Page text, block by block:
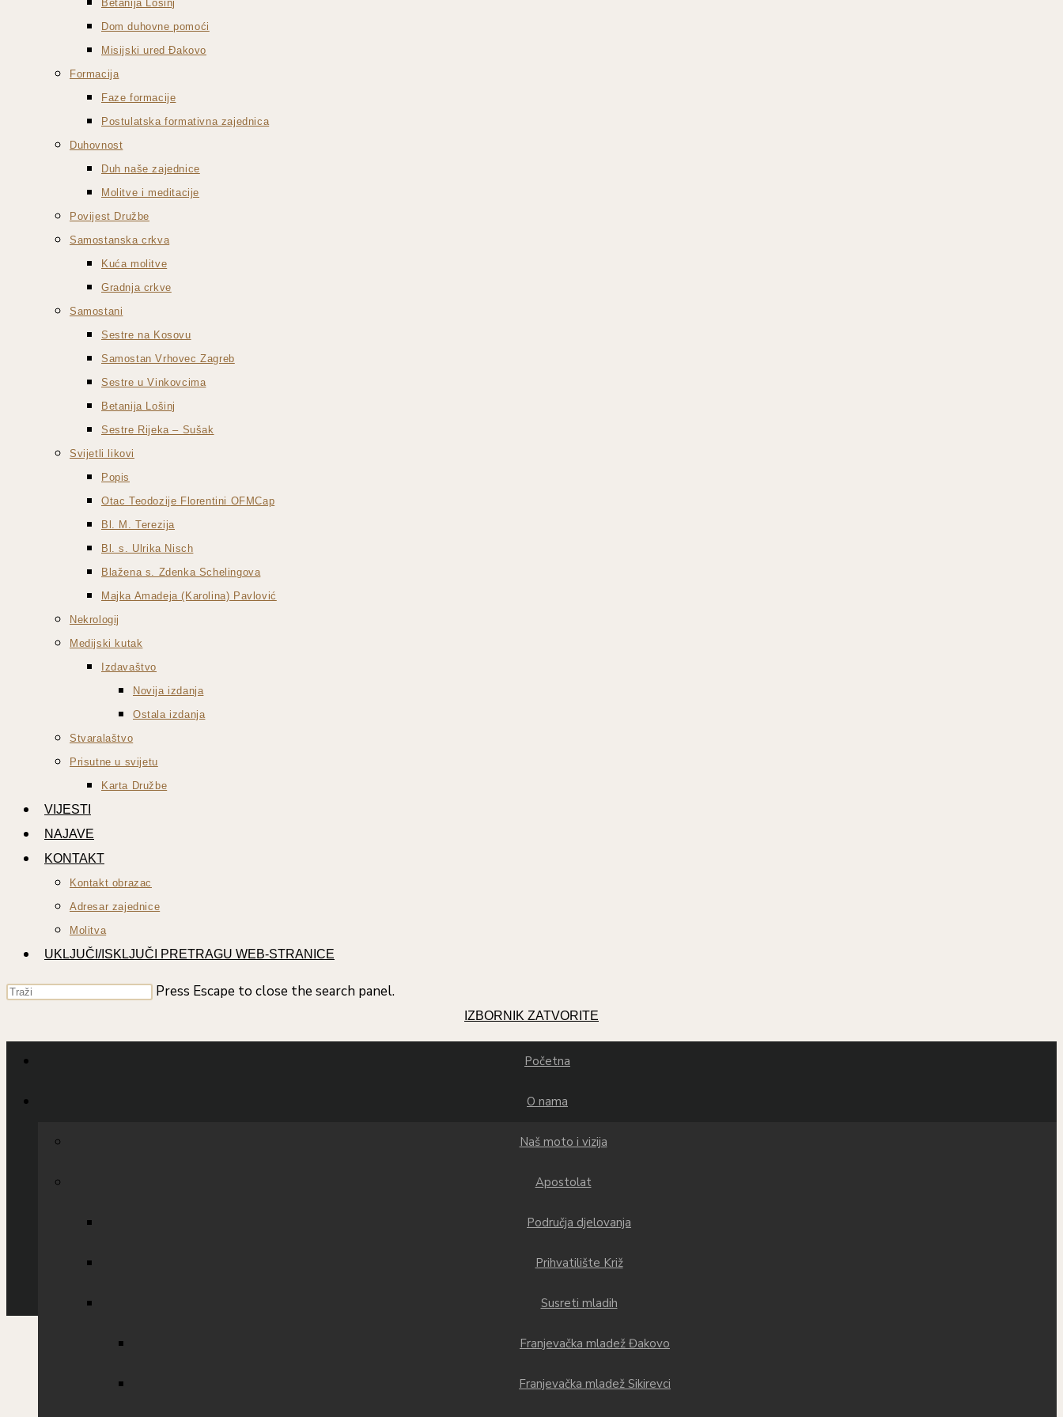
Betanija Lošinj
Dom duhovne pomoći
Misijski ured Đakovo
Formacija
Faze formacije
Postulatska formativna zajednica
Duhovnost
Duh naše zajednice
Molitve i meditacije
Povijest Družbe
Samostanska crkva
Kuća molitve
Gradnja crkve
Samostani
Sestre na Kosovu
Samostan Vrhovec Zagreb
Sestre u Vinkovcima
Betanija Lošinj
Sestre Rijeka – Sušak
Svijetli likovi
Popis
Otac Teodozije Florentini OFMCap
Bl. M. Terezija
Bl. s. Ulrika Nisch
Blažena s. Zdenka Schelingova
Majka Amadeja (Karolina) Pavlović
Nekrologij
Medijski kutak
Izdavaštvo
Novija izdanja
Ostala izdanja
Stvaralaštvo
Prisutne u svijetu
Karta Družbe
VIJESTI
NAJAVE
KONTAKT
Kontakt obrazac
Adresar zajednice
Molitva
UKLJUČI/ISKLJUČI PRETRAGU WEB-STRANICE
Press Escape to close the search panel.
IZBORNIK ZATVORITE
Početna
O nama
Naš moto i vizija
Apostolat
Područja djelovanja
Prihvatilište Križ
Susreti mladih
Franjevačka mladež Đakovo
Franjevačka mladež Sikirevci